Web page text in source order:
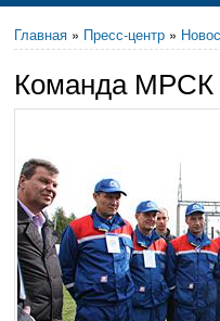
Главная » Пресс-центр »
Команда МРСК